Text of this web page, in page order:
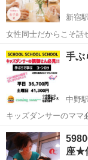
新宿駅
女性同士だからこそ話せること。 安心できる空
気軽にお話ししてみませんか？ 「パートナーには
の人はどう考えているん
想いや...
東京 新宿区
手ぶ
中野駅
キッズダンサーのママ必見!! 毎回美容室に編みに行くの
よね！？ ママが編め
ママ必見です!! 道具もセットだから用意する必要ないよ！ やりたいけ
ど編めるかな… ...
東京 中野区
座★